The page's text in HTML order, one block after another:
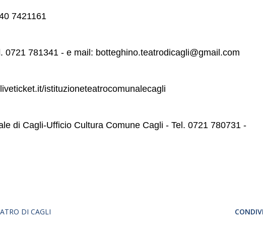
7421161
0721 781341 - e mail: botteghino.teatrodicagli@gmail.com
istituzioneteatrocomunalecagli
di Cagli-Ufficio Cultura Comune Cagli - Tel. 0721 780731 -
DI CAGLI